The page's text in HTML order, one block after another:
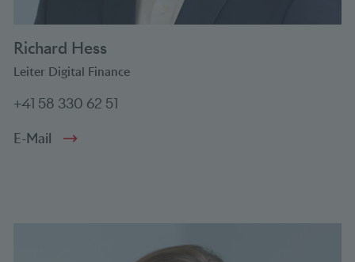
Richard Hess
Leiter Digital Finance
+41 58 330 62 51
E-Mail